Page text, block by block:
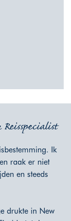
Ik
raak er niet
en steeds
drukte in New